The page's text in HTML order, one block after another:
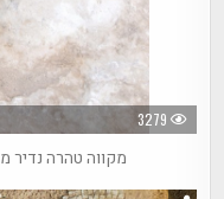
3279
מקווה טהרה נדיר